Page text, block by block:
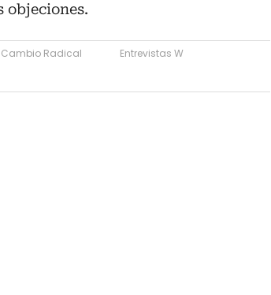
objeciones.
Cambio Radical
Entrevistas W